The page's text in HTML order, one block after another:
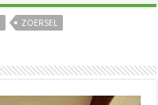
ZOERSEL